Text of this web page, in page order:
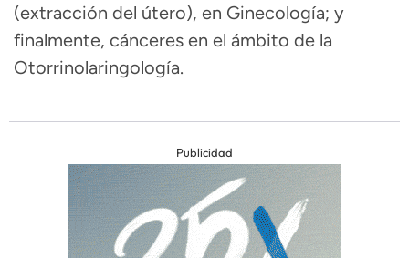
(extracción del útero), en Ginecología; y
finalmente, cánceres en el ámbito de la
Otorrinolaringología.
Publicidad